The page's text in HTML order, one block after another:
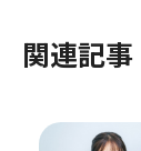
関連記事